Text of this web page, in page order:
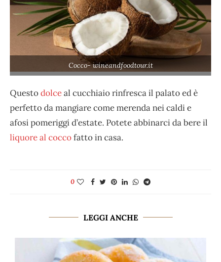
Cocco- wineandfoodtour.it
Questodolceal cucchiaio rinfresca il palato ed è
perfetto da mangiare come merenda nei caldi e
afosi pomeriggi d’estate. Potete abbinarci da bere il
liquore al coccofatto in casa.
0
LEGGI ANCHE